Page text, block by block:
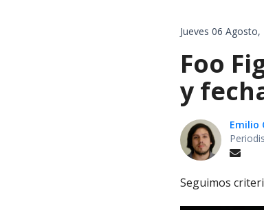
Jueves 06
Foo
y
Emilio
Seguimos